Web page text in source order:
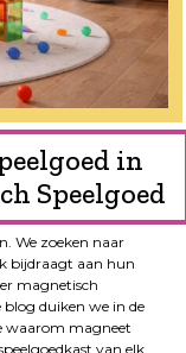
in
Speelgoed
We zoeken naar
bijdraagt aan hun
magnetisch
blog duiken we in de
waarom magneet
van elk